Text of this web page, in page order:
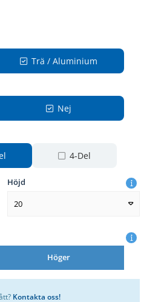
Trä / Aluminium
Nej
4-Del
Höjd
20
Höger
Kontakta oss!